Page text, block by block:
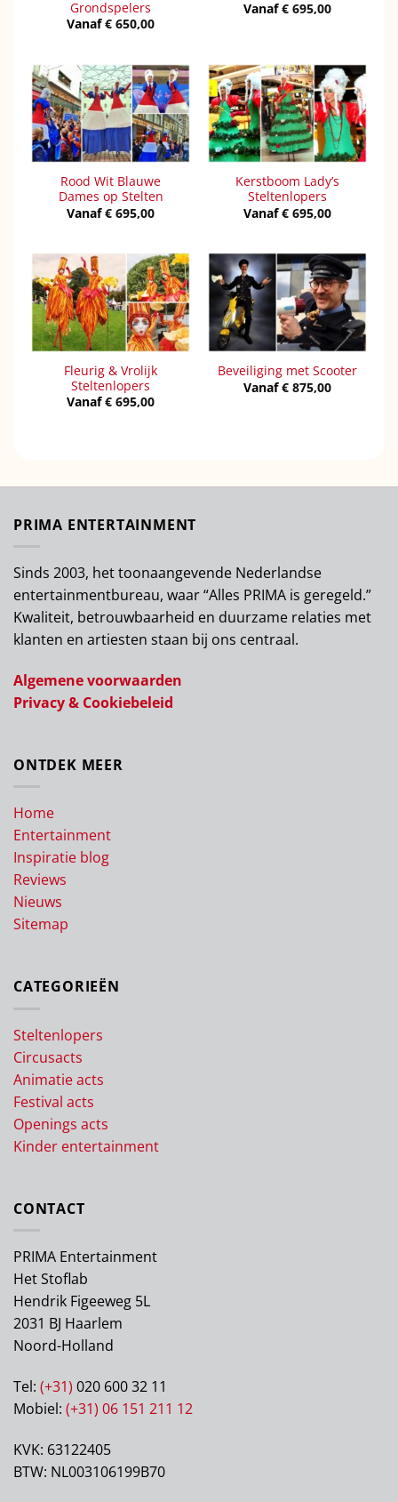
Grondspelers
Vanaf€ 650,00
Vanaf€ 695,00
Rood Wit Blauwe
Dames op Stelten
Vanaf€ 695,00
Kerstboom Lady’s
Steltenlopers
Vanaf€ 695,00
Fleurig & Vrolijk
Steltenlopers
Vanaf€ 695,00
Beveiliging met Scooter
Vanaf€ 875,00
PRIMA ENTERTAINMENT
Sinds 2003, het toonaangevende Nederlandse
entertainmentbureau, waar “Alles PRIMA is geregeld.”
Kwaliteit, betrouwbaarheid en duurzame relaties met
klanten en artiesten staan bij ons centraal.
Algemene voorwaarden
Privacy & Cookiebeleid
ONTDEK MEER
Home
Entertainment
Inspiratie blog
Reviews
Nieuws
Sitemap
CATEGORIEËN
Steltenlopers
Circusacts
Animatie acts
Festival acts
Openings acts
Kinder entertainment
CONTACT
PRIMA Entertainment
Het Stoflab
Hendrik Figeeweg 5L
2031 BJ Haarlem
Noord-Holland
Tel: (+31) 020 600 32 11
Mobiel: (+31) 06 151 211 12
KVK: 63122405
BTW: NL003106199B70